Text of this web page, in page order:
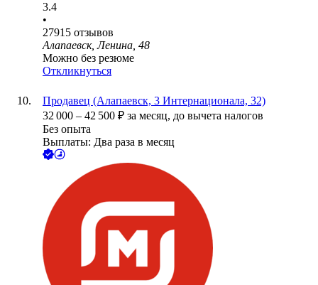
3.4
•
27915 отзывов
Алапаевск, Ленина, 48
Можно без резюме
Откликнуться
Продавец (Алапаевск, 3 Интернационала, 32)
32 000 – 42 500 ₽ за месяц, до вычета налогов
Без опыта
Выплаты: Два раза в месяц